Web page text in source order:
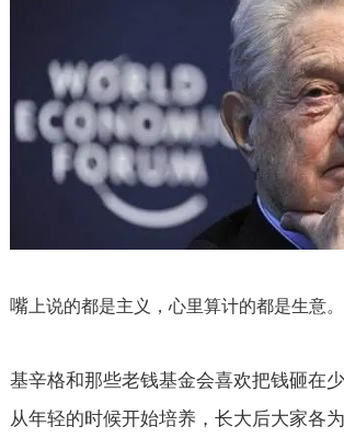
嘴上说的都是主义，心里算计的都是生意。
基辛格和那些老钱基金会喜欢把钱砸在
从年轻的时候开始培养，长大后大家各